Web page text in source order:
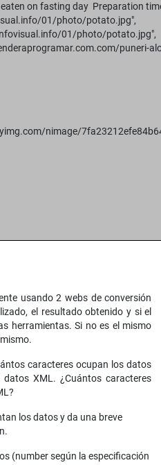
eaten on fasting day Preparation
01/photo/potato.jpg",
01/photo/potato.jpg",
puneri-
nimage/
usando 2 webs de conversión
el resultado obtenido y si el
herramientas. Si no es el mismo
caracteres ocupan los datos
XML. ¿Cuántos caracteres
los datos y da una breve
(number según la especificación